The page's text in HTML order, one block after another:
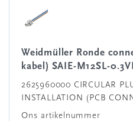
Weidmüller Ronde connector, inbouw (met
kabel) SAIE-M12SL-
2625960000 CIRCULAR
INSTALLATION (PCB
Ons artikelnummer